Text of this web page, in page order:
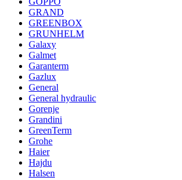
GRAND
GREENBOX
GRUNHELM
Galaxy
Galmet
Garanterm
Gazlux
General
General hydraulic
Gorenje
Grandini
GreenTerm
Grohe
Haier
Hajdu
Halsen